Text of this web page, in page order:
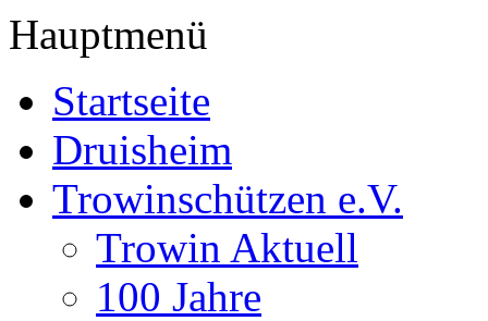
Hauptmenü
Startseite
Druisheim
Trowinschützen e.V.
Trowin Aktuell
100 Jahre